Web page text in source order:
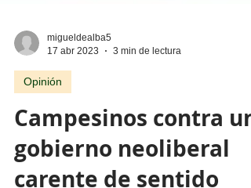
17 abr 2023
Opinión
Campesinos contra un
gobierno neoliberal